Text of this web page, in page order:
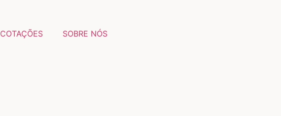
COTAÇÕES SOBRE NÓS